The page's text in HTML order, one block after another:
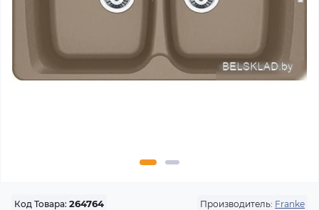
Код Товара: 264764 Производитель: Franke